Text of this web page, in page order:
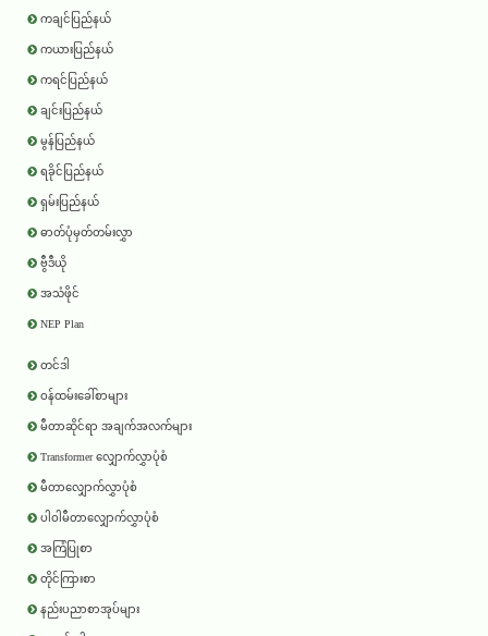
ကချင်ပြည်နယ်
ကယားပြည်နယ်
ကရင်ပြည်နယ်
ချင်းပြည်နယ်
မွန်ပြည်နယ်
ရခိုင်ပြည်နယ်
ရှမ်းပြည်နယ်
ဓာတ်ပုံမှတ်တမ်းလွှာ
ဗွီဒီယို
အသံဖိုင်
NEP Plan
တင်ဒါ
ဝန်ထမ်းခေါ်စာများ
မီတာဆိုင်ရာ အချက်အလက်များ
Transformer လျှောက်လွှာပုံစံ
မီတာလျှောက်လွှာပုံစံ
ပါဝါမီတာလျှောက်လွှာပုံစံ
အကြံပြုစာ
တိုင်ကြားစာ
နည်းပညာစာအုပ်များ